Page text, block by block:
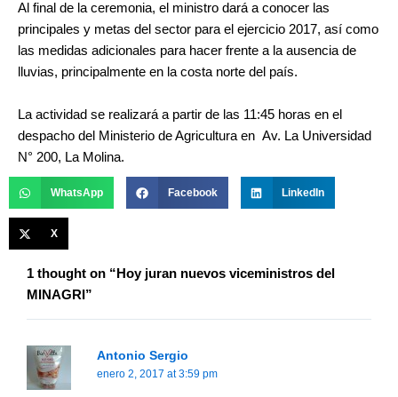
Al final de la ceremonia, el ministro dará a conocer las
principales y metas del sector para el ejercicio 2017, así como
las medidas adicionales para hacer frente a la ausencia de
lluvias, principalmente en la costa norte del país.
La actividad se realizará a partir de las 11:45 horas en el
despacho del Ministerio de Agricultura en Av. La Universidad
N° 200, La Molina.
WhatsApp Facebook LinkedIn
X
1 thought on “Hoy juran nuevos viceministros del
MINAGRI”
Antonio Sergio
enero 2, 2017 at 3:59 pm